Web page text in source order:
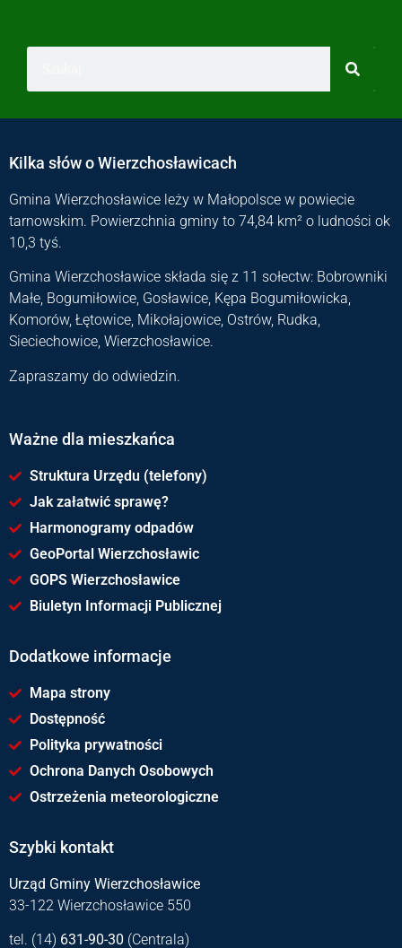
Kilka słów o Wierzchosławicach
Gmina Wierzchosławice leży w Małopolsce w powiecie
tarnowskim. Powierzchnia gminy to 74,84 km² o ludności ok
10,3 tyś.
Gmina Wierzchosławice składa się z 11 sołectw: Bobrowniki
Małe, Bogumiłowice, Gosławice, Kępa Bogumiłowicka,
Komorów, Łętowice, Mikołajowice, Ostrów, Rudka,
Sieciechowice, Wierzchosławice.
Zapraszamy do odwiedzin.
Ważne dla mieszkańca
Struktura Urzędu (telefony)
Jak załatwić sprawę?
Harmonogramy odpadów
GeoPortal Wierzchosławic
GOPS Wierzchosławice
Biuletyn Informacji Publicznej
Dodatkowe informacje
Mapa strony
Dostępność
Polityka prywatności
Ochrona Danych Osobowych
Ostrzeżenia meteorologiczne
Szybki kontakt
Urząd Gminy Wierzchosławice
33-122 Wierzchosławice 550
tel. (14) 631-90-30 (Centrala)